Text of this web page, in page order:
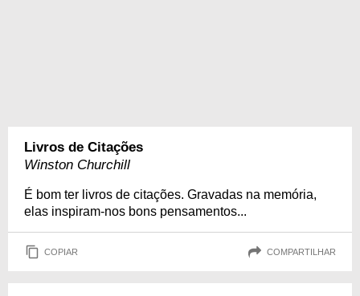
Livros de Citações
Winston Churchill
É bom ter livros de citações. Gravadas na memória,
elas inspiram-nos bons pensamentos...
COPIAR COMPARTILHAR